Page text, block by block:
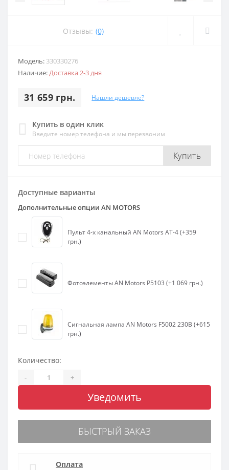
Отзывы: (0)
Модель: 330330276
Наличие:Доставка 2-3 дня
31 659 грн. Нашли дешевле?
Купить в один клик
Введите номер телефона и мы перезвоним
Купить
Доступные варианты
Дополнительные опции AN MOTORS
Пульт 4-х канальный AN Motors AT-4 (+359
грн.)
Фотоэлементы AN Motors P5103 (+1 069 грн.)
Сигнальная лампа AN Motors F5002 230В (+615
грн.)
Количество:
- +
Уведомить
БЫСТРЫЙ ЗАКАЗ
Оплата